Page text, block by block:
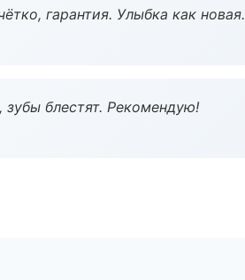
гарантия. Улыбка как новая.
зубы блестят. Рекомендую!